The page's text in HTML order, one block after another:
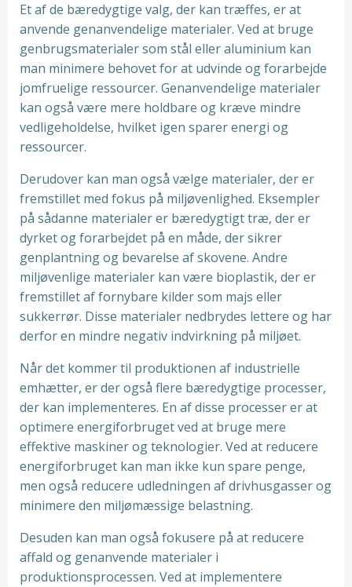
Et af de bæredygtige valg, der kan træffes, er at
anvende genanvendelige materialer. Ved at bruge
genbrugsmaterialer som stål eller aluminium kan
man minimere behovet for at udvinde og forarbejde
jomfruelige ressourcer. Genanvendelige materialer
kan også være mere holdbare og kræve mindre
vedligeholdelse, hvilket igen sparer energi og
ressourcer.
Derudover kan man også vælge materialer, der er
fremstillet med fokus på miljøvenlighed. Eksempler
på sådanne materialer er bæredygtigt træ, der er
dyrket og forarbejdet på en måde, der sikrer
genplantning og bevarelse af skovene. Andre
miljøvenlige materialer kan være bioplastik, der er
fremstillet af fornybare kilder som majs eller
sukkerrør. Disse materialer nedbrydes lettere og har
derfor en mindre negativ indvirkning på miljøet.
Når det kommer til produktionen af industrielle
emhætter, er der også flere bæredygtige processer,
der kan implementeres. En af disse processer er at
optimere energiforbruget ved at bruge mere
effektive maskiner og teknologier. Ved at reducere
energiforbruget kan man ikke kun spare penge,
men også reducere udledningen af drivhusgasser og
minimere den miljømæssige belastning.
Desuden kan man også fokusere på at reducere
affald og genanvende materialer i
produktionsprocessen. Ved at implementere